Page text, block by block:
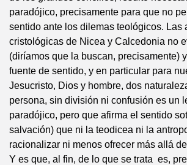
paradójico, precisamente para que no
sentido ante los dilemas teológicos. Las
cristológicas de Nicea y Calcedonia no
(diríamos que la buscan, precisamente)
fuente de sentido, y en particular para
Jesucristo, Dios y hombre, dos
persona, sin división ni confusión es un
paradójico, pero que afirma el sentido
salvación) que ni la teodicea ni la
racionalizar ni menos ofrecer más allá
Y es que, al fin, de lo que se trata es,